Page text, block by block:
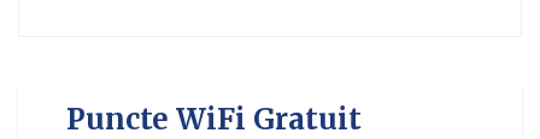
Puncte WiFi Gratuit